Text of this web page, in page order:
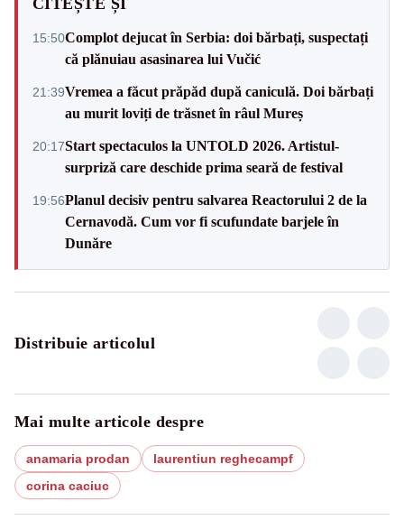
15:50Complot dejucat în Serbia: doi bărbați, suspectați
că plănuiau asasinarea lui Vučić
21:39Vremea a făcut prăpăd după caniculă. Doi bărbați
au murit loviți de trăsnet în râul Mureș
20:17Start spectaculos la UNTOLD 2026. Artistul-
surpriză care deschide prima seară de festival
19:56Planul decisiv pentru salvarea Reactorului 2 de la
Cernavodă. Cum vor fi scufundate barjele în
Dunăre
Distribuie articolul
Mai multe articole despre
anamaria prodan
laurentiun reghecampf
corina caciuc